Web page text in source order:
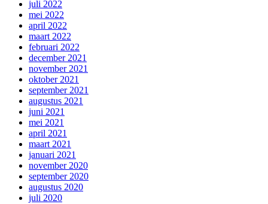
juli 2022
mei 2022
april 2022
maart 2022
februari 2022
december 2021
november 2021
oktober 2021
september 2021
augustus 2021
juni 2021
mei 2021
april 2021
maart 2021
januari 2021
november 2020
september 2020
augustus 2020
juli 2020